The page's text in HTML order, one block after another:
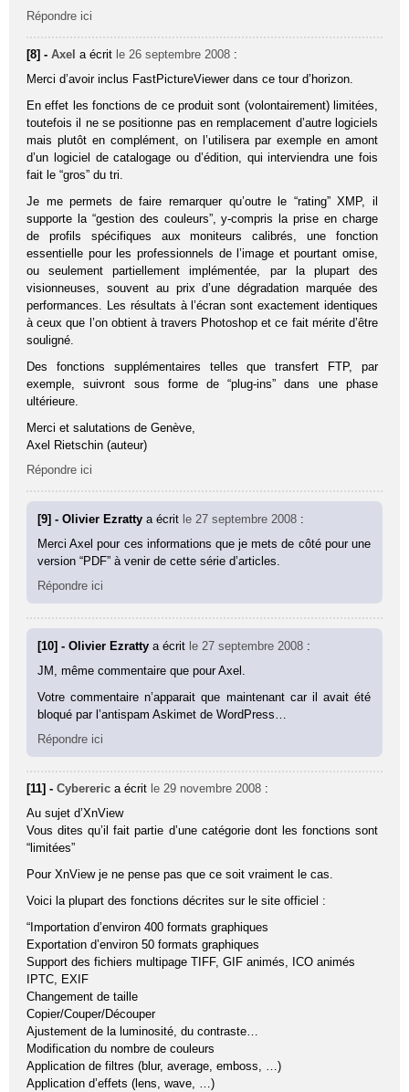
Répondre ici
[8] -Axel a écrit le 26 septembre 2008 :
Merci d’avoir inclus FastPictureViewer dans ce tour d’horizon.
En effet les fonctions de ce produit sont (volontairement) limitées,
toutefois il ne se positionne pas en remplacement d’autre logiciels
mais plutôt en complément, on l’utilisera par exemple en amont
d’un logiciel de catalogage ou d’édition, qui interviendra une fois
fait le “gros” du tri.
Je me permets de faire remarquer qu’outre le “rating” XMP, il
supporte la “gestion des couleurs”, y-compris la prise en charge
de profils spécifiques aux moniteurs calibrés, une fonction
essentielle pour les professionnels de l’image et pourtant omise,
ou seulement partiellement implémentée, par la plupart des
visionneuses, souvent au prix d’une dégradation marquée des
performances. Les résultats à l’écran sont exactement identiques
à ceux que l’on obtient à travers Photoshop et ce fait mérite d’être
souligné.
Des fonctions supplémentaires telles que transfert FTP, par
exemple, suivront sous forme de “plug-ins” dans une phase
ultérieure.
Merci et salutations de Genève,
Axel Rietschin (auteur)
Répondre ici
[9] - Olivier Ezrattya écrit le 27 septembre 2008 :
Merci Axel pour ces informations que je mets de côté pour une
version “PDF” à venir de cette série d’articles.
Répondre ici
[10] - Olivier Ezrattya écrit le 27 septembre 2008 :
JM, même commentaire que pour Axel.
Votre commentaire n’apparait que maintenant car il avait été
bloqué par l’antispam Askimet de WordPress…
Répondre ici
[11] -Cybereric a écrit le 29 novembre 2008 :
Au sujet d’XnView
Vous dites qu’il fait partie d’une catégorie dont les fonctions sont
“limitées”
Pour XnView je ne pense pas que ce soit vraiment le cas.
Voici la plupart des fonctions décrites sur le site officiel :
“Importation d’environ 400 formats graphiques
Exportation d’environ 50 formats graphiques
Support des fichiers multipage TIFF, GIF animés, ICO animés
IPTC, EXIF
Changement de taille
Copier/Couper/Découper
Ajustement de la luminosité, du contraste…
Modification du nombre de couleurs
Application de filtres (blur, average, emboss, …)
Application d’effets (lens, wave, …)